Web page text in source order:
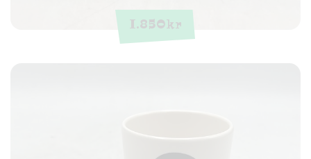
1.850kr